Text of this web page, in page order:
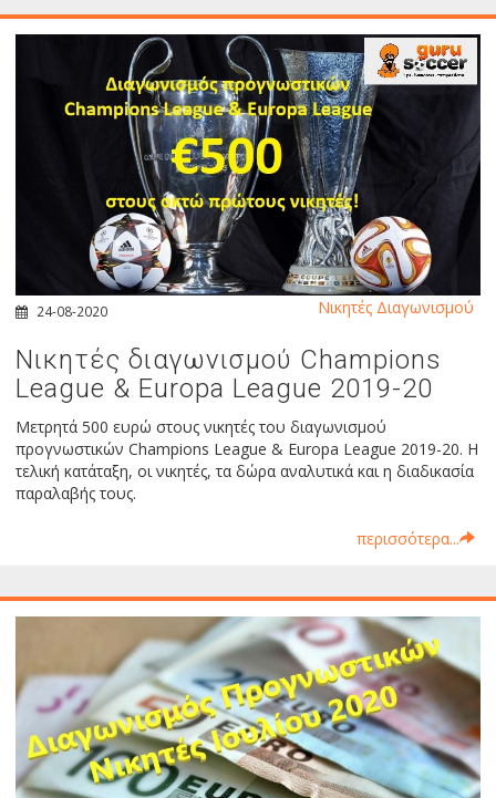
24-08-2020
Νικητές διαγωνισμού Champions
League & Europa League 2019-20
Μετρητά 500 ευρώ στους νικητές του διαγωνισμού
προγνωστικών Champions League & Europa League 2019-20. Η
τελική κατάταξη, οι νικητές, τα δώρα αναλυτικά και η διαδικασία
παραλαβής τους.
περισσότερα...
Νικητές Διαγωνισμού